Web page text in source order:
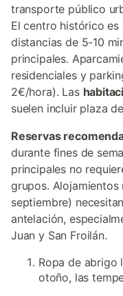
transporte público
El centro histórico
distancias de 5-10
principales.
residenciales y
2€/hora). Las
suelen incluir plaza
Reservas
durante fines de
principales no
grupos.
septiembre)
antelación,
Juan y San Froilán.
Ropa de abrigo
otoño, las